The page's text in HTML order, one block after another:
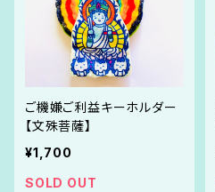
ご機嫌ご利益キーホルダー
【文殊菩薩】
¥1,700
SOLD OUT